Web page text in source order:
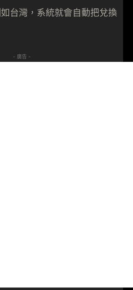
台灣，系統就會自動把兌換
- 廣告 -